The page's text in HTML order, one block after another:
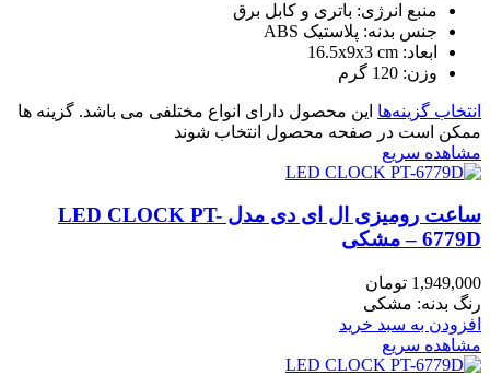
منبع انرژی: باتری و کابل برق
جنس بدنه: پلاستیک ABS
ابعاد: 16.5x9x3 cm
وزن: 120 گرم
انتخاب گزینه‌ها این محصول دارای انواع مختلفی می باشد. گزینه ها
ممکن است در صفحه محصول انتخاب شوند
مشاهده سریع
ساعت رومیزی ال ای دی مدل LED CLOCK PT-
6779D – مشکی
1,949,000 تومان
رنگ بدنه: مشکی
افزودن به سبد خرید
مشاهده سریع